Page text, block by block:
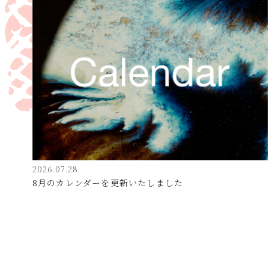
2026.07.28
8月のカレンダーを更新いたしました